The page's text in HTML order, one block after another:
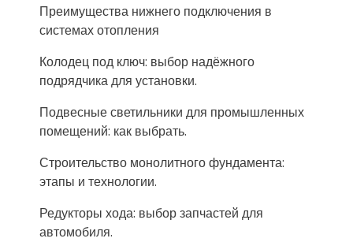
Преимущества нижнего подключения в
системах отопления
Колодец под ключ: выбор надёжного
подрядчика для установки.
Подвесные светильники для промышленных
помещений: как выбрать.
Строительство монолитного фундамента:
этапы и технологии.
Редукторы хода: выбор запчастей для
автомобиля.